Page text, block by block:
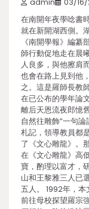
在南開年夜學唸書
就在新開湖西側。
《南開學報》編
師行動促地走在晨
人良多，與他擦肩
也會在路上見到他
之。這是羅師長教
在已公布的學年論
離后天恩流夜郎憶
自然往雕飾”一句論
札記，領導教員都
了《文心雕龍》。
在《文心雕龍》高
寶，酌理以富才，
山和王黎雅三人已
五人。 1992年，
前往母校探望羅宗